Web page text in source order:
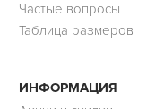
Частые вопросы
Таблица размеров
ИНФОРМАЦИЯ